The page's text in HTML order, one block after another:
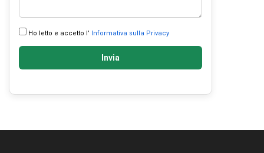
Ho letto e accetto l’ Informativa sulla Privacy
Invia